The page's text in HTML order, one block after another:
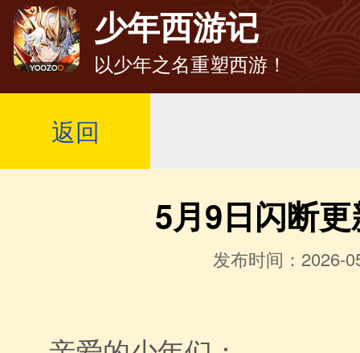
少年西游记
以少年之名重塑西游！
返回
5月9日闪断
发布时间：2026-